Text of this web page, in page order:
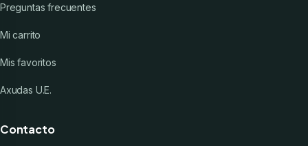
Preguntas frecuentes
Mi carrito
Mis favoritos
Axudas U.E.
Contacto